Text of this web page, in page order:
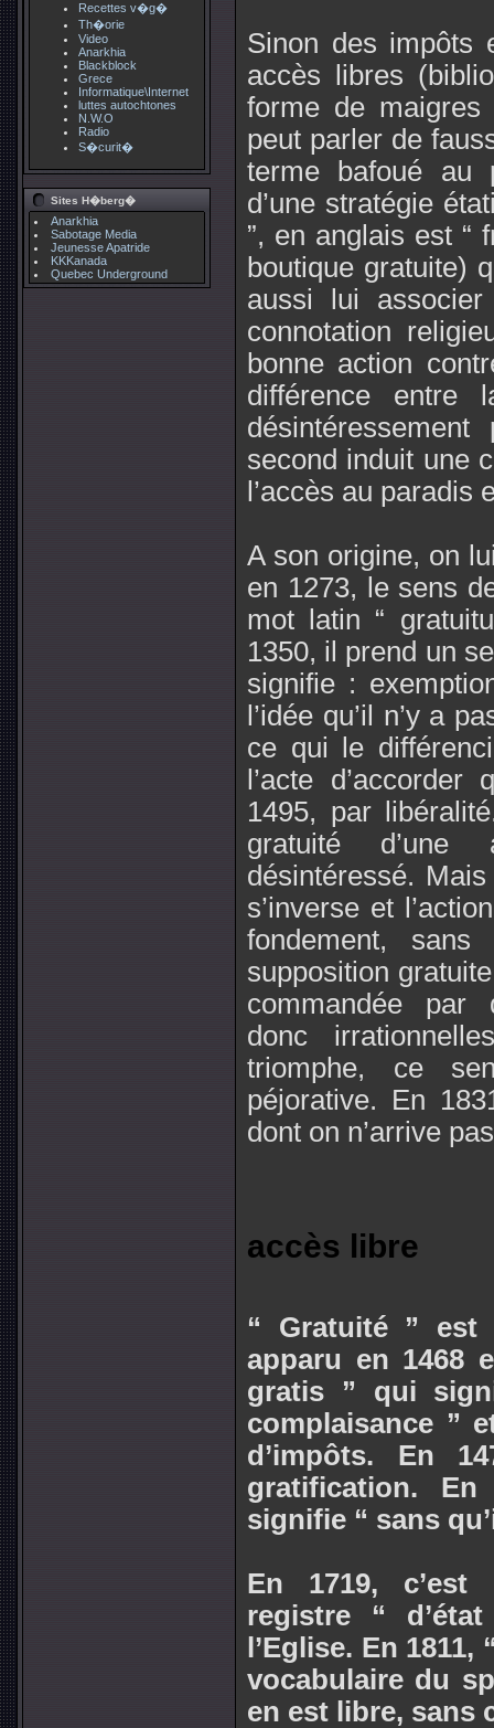
Recettes v�g�
Th�orie
Video
Anarkhia
Blackblock
Grece
Informatique\Internet
luttes autochtones
N.W.O
Radio
S�curit�
Sites H�berg�
Anarkhia
Sabotage Media
Jeunesse Apatride
KKKanada
Quebec Underground
Sinon des impôts
accès libres
forme de maigres
peut parler de
terme bafoué au
d’une stratégie
”, en anglais est “
boutique gratuite)
aussi lui
connotation
bonne action
différence entre
second induit une
l’accès au paradis
A son origine, on
en 1273, le sens
mot latin “
1350, il prend un
signifie :
l’idée qu’il n’y a
ce qui le
l’acte
1495, par
gratuité d’une
désintéressé.
s’inverse et
fondement,
supposition
commandée par
donc
triomphe, ce
péjorative. En
dont on n’arrive
accès libre
“ Gratuité ”
apparu en 1468
gratis ” qui
complaisance ”
d’impôts. En
gratification.
signifie “ sans
En 1719,
registre “
l’Eglise. En
vocabulaire du
en est libre, sans